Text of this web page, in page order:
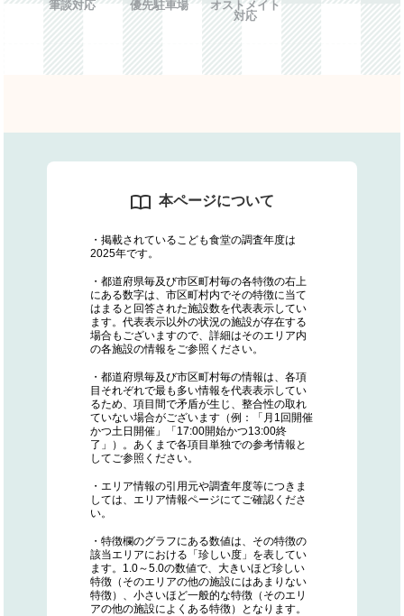
筆談対応 優先駐車場
オストメイト
対応
本ページについて
・掲載されているこども食堂の調査年度は
2025年です。
・都道府県毎及び市区町村毎の各特徴の右上
にある数字は、市区町村内でその特徴に当て
はまると回答された施設数を代表表示してい
ます。代表表示以外の状況の施設が存在する
場合もございますので、詳細はそのエリア内
の各施設の情報をご参照ください。
・都道府県毎及び市区町村毎の情報は、各項
目それぞれで最も多い情報を代表表示してい
るため、項目間で矛盾が生じ、整合性の取れ
ていない場合がございます（例：「月1回開催
かつ土日開催」「17:00開始かつ13:00終
了」）。あくまで各項目単独での参考情報と
してご参照ください。
・エリア情報の引用元や調査年度等につきま
しては、エリア情報ページにてご確認くださ
い。
・特徴欄のグラフにある数値は、その特徴の
該当エリアにおける「珍しい度」を表してい
ます。1.0～5.0の数値で、大きいほど珍しい
特徴（そのエリアの他の施設にはあまりない
特徴）、小さいほど一般的な特徴（そのエリ
アの他の施設によくある特徴）となります。